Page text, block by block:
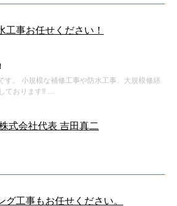
す。 小規模な補修工事や防水工事、大規模修繕
おります‼ …
式会社代表 吉田真二